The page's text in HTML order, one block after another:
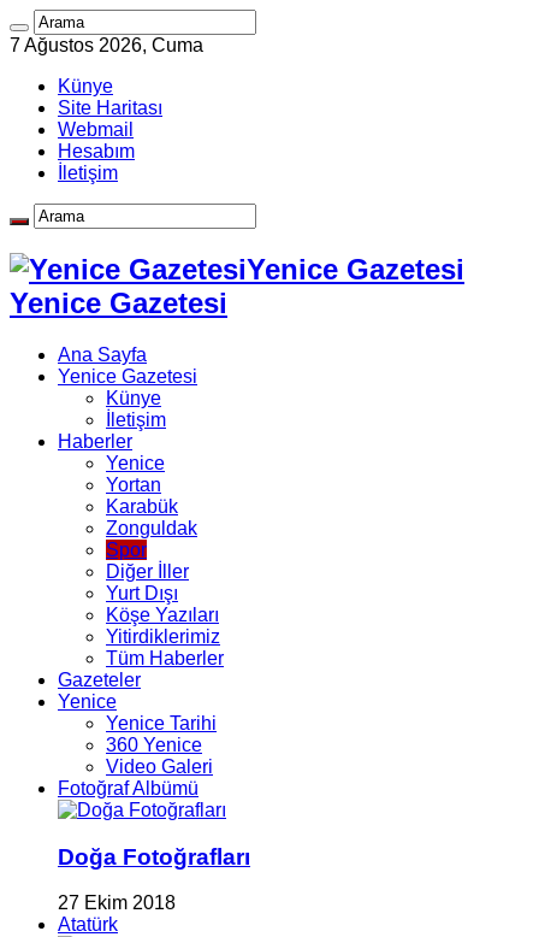
7 Ağustos 2026, Cuma
Künye
Site Haritası
Webmail
Hesabım
İletişim
Yenice Gazetesi
Yenice Gazetesi
Ana Sayfa
Yenice Gazetesi
Künye
İletişim
Haberler
Yenice
Yortan
Karabük
Zonguldak
Spor
Diğer İller
Yurt Dışı
Köşe Yazıları
Yitirdiklerimiz
Tüm Haberler
Gazeteler
Yenice
Yenice Tarihi
360 Yenice
Video Galeri
Fotoğraf Albümü
Doğa Fotoğrafları
27 Ekim 2018
Atatürk